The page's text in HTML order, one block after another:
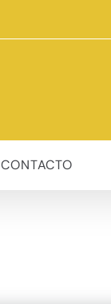
CONTACTO